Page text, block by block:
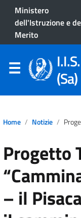
Ministero
dell'Istruzione e
Merito
(Sa)
Home Notizie Progetto
Progetto
– il